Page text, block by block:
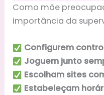
Como mãe
importância da
Configurem
Joguem junto
Escolham sites
Estabeleçam